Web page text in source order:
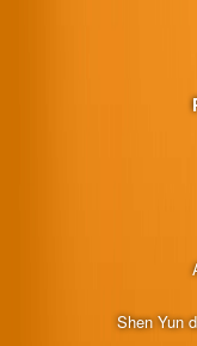
Shen Yun